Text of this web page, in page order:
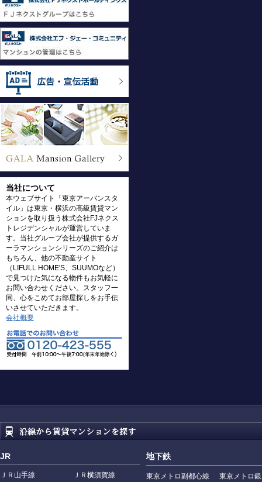
当社について
本ウェブサイト「東京アーバンスタ
イル」は東京・横浜の高級賃貸マン
ションを取り扱う株式会社FJネクス
トレジデンシャルが運営していま
す。当社グループ会社が提供するガ
ーラマンションシリーズのご紹介は
もちろん、他の不動産サイト
（LIFULL HOME'S、SUUMOなど）
で見つけた気になる物件もお気軽に
お問い合わせください。スタッフ一
同、心をこめてお部屋探しをお手伝
いさせていただきます。
会社概要
JR
ＪＲ山手線
ＪＲ横須賀線
地下鉄
東京メトロ副都心線
東京メトロ